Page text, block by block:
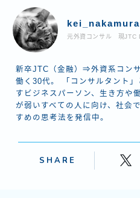
kei_nakamura
元外資コンサル 現JTC
新卒JTC（金融）⇒外資系コン
働く30代。 「コンサルタント
すビジネスパーソン、生き方や
が弱いすべての人に向け、社会
すめの思考法を発信中。
SHARE